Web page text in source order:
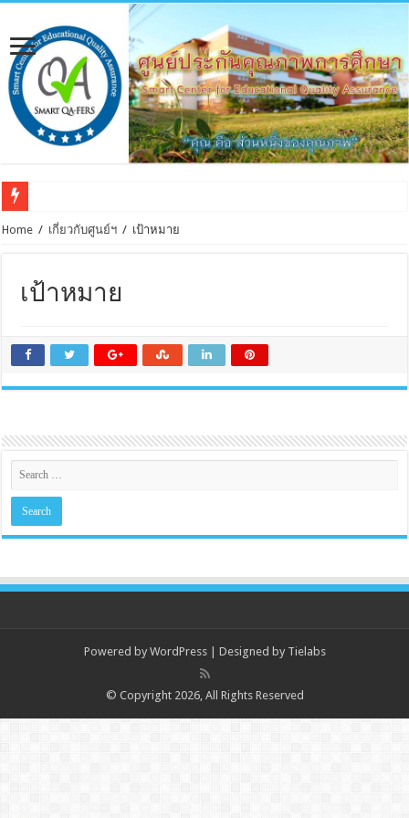
Home / เกี่ยวกับศูนย์ฯ / เป้าหมาย
เป้าหมาย
Powered by WordPress| Designed by Tielabs
© Copyright 2026, All Rights Reserved